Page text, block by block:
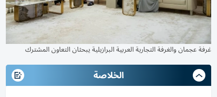
غرفة عجمان والغرفة التجارية العربية البرازيلية يبحثان التعاون المشترك
الخلاصة